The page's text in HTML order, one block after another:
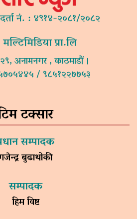
नं. : ४९१४-२०८१/२०८२
प्रा.लि
अनामनगर , काठमाडौं ।
/ ९८५१२२७७५३
टक्सार
सम्पादक
बुढाथोकी
सम्पादक
हिम विष्ट